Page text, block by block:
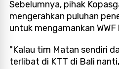
Sebelumnya, pihak
mengerahkan puluhan
untuk mengamankan WWF
"Kalau tim Matan sendiri
terlibat di KTT di Bali